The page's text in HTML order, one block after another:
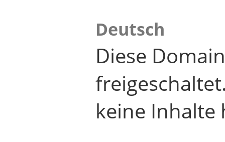
Deutsch
Diese
keine Inhalte